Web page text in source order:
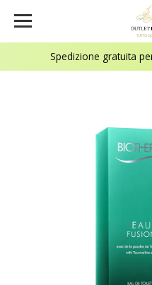
Spedizione gratuita